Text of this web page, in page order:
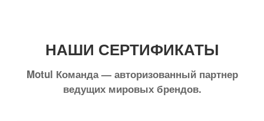
НАШИ СЕРТИФИКАТЫ
Motul Команда — авторизованный партнер
ведущих мировых брендов.